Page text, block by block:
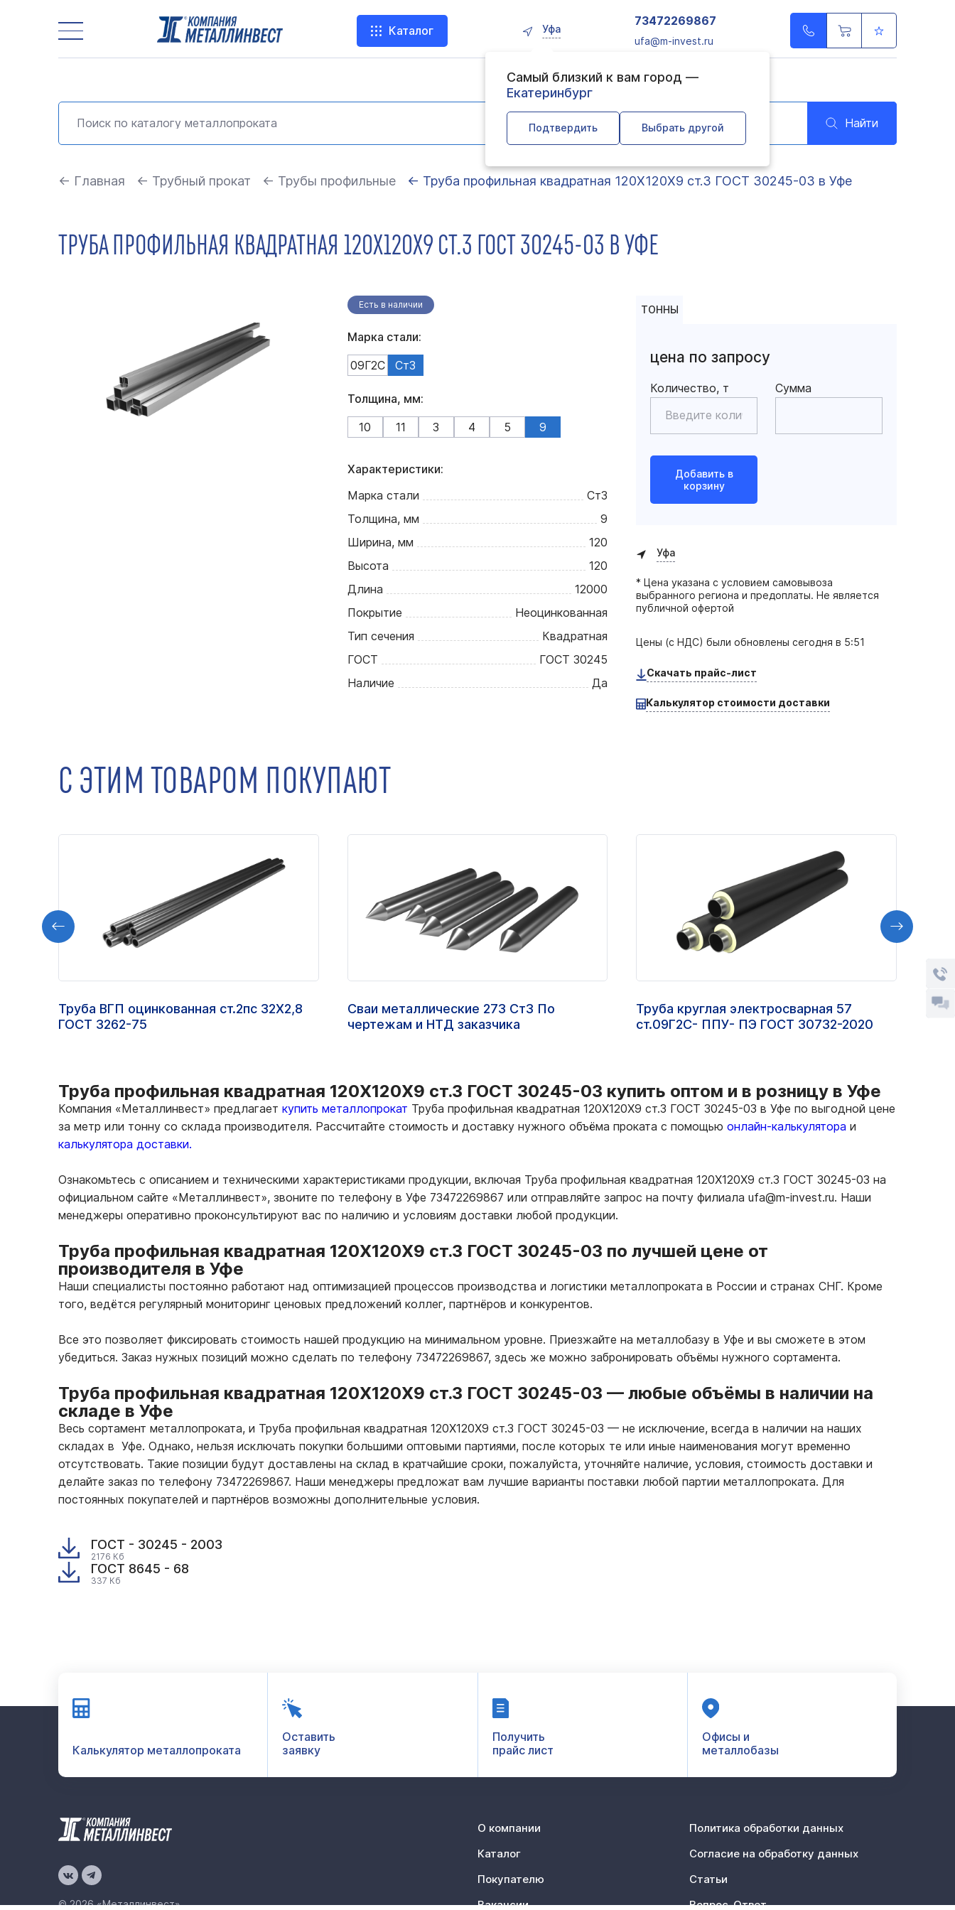
Каталог Уфа
Самый близкий к вам город —
Екатеринбург
Подтвердить Выбрать другой
73472269867
ufa@m-invest.ru
Найти
← Главная ← Трубный прокат ← Трубы профильные ← Труба профильная квадратная 120Х120Х9 ст.3 ГОСТ 30245-03 в Уфе
ТРУБА ПРОФИЛЬНАЯ КВАДРАТНАЯ 120Х120Х9 СТ.3 ГОСТ 30245-03 В УФЕ
Есть в наличии
Марка стали:
09Г2С
Ст3
Толщина, мм:
10
11 3 4 5 9
Характеристики:
Марка стали
Ст3
Толщина, мм
9
Ширина, мм
120
Высота
120
Длина
12000
Покрытие
Неоцинкованная
Тип сечения
Квадратная
ГОСТ
ГОСТ 30245
Наличие
Да
ТОННЫ
цена по запросу
Количество, т Сумма
Добавить в
корзину
Уфа
* Цена указана с условием самовывоза
выбранного региона и предоплаты. Не является
публичной офертой
Цены (с НДС) были обновленысегодня в 5:51
Скачать прайс-лист
Калькулятор стоимости доставки
С ЭТИМ ТОВАРОМ ПОКУПАЮТ
Труба ВГП оцинкованная ст.2пс 32Х2,8
ГОСТ 3262-75
Сваи металлические 273 Ст3 По
чертежам и НТД заказчика
Труба круглая электросварная 57
ст.09Г2С- ППУ- ПЭ ГОСТ 30732-2020
Труба профильная квадратная 120Х120Х9 ст.3 ГОСТ 30245-03 купить оптом и в розницу в Уфе
Компания «Металлинвест» предлагает купить металлопрокат Труба профильная квадратная 120Х120Х9 ст.3 ГОСТ 30245-03 в Уфе по выгодной цене
за метр или тонну со склада производителя. Рассчитайте стоимость и доставку нужного объёма проката с помощью онлайн-калькулятора и
калькулятора доставки.
Ознакомьтесь с описанием и техническими характеристиками продукции, включая Труба профильная квадратная 120Х120Х9 ст.3 ГОСТ 30245-03 на
официальном сайте «Металлинвест», звоните по телефону в Уфе 73472269867 или отправляйте запрос на почту филиала ufa@m-invest.ru. Наши
менеджеры оперативно проконсультируют вас по наличию и условиям доставки любой продукции.
Труба профильная квадратная 120Х120Х9 ст.3 ГОСТ 30245-03 по лучшей цене от
производителя в Уфе
Наши специалисты постоянно работают над оптимизацией процессов производства и логистики металлопроката в России и странах СНГ. Кроме
того, ведётся регулярный мониторинг ценовых предложений коллег, партнёров и конкурентов.
Все это позволяет фиксировать стоимость нашей продукцию на минимальном уровне. Приезжайте на металлобазу в Уфе и вы сможете в этом
убедиться. Заказ нужных позиций можно сделать по телефону 73472269867, здесь же можно забронировать объёмы нужного сортамента.
Труба профильная квадратная 120Х120Х9 ст.3 ГОСТ 30245-03 — любые объёмы в наличии на
складе в Уфе
Весь сортамент металлопроката, и Труба профильная квадратная 120Х120Х9 ст.3 ГОСТ 30245-03 — не исключение, всегда в наличии на наших
складах в Уфе. Однако, нельзя исключать покупки большими оптовыми партиями, после которых те или иные наименования могут временно
отсутствовать. Такие позиции будут доставлены на склад в кратчайшие сроки, пожалуйста, уточняйте наличие, условия, стоимость доставки и
делайте заказ по телефону 73472269867. Наши менеджеры предложат вам лучшие варианты поставки любой партии металлопроката. Для
постоянных покупателей и партнёров возможны дополнительные условия.
ГОСТ - 30245 - 2003
2176 Кб
ГОСТ 8645 - 68
337 Кб
Калькулятор металлопроката
Оставить
заявку
Получить
прайс лист
Офисы и
металлобазы
© 2026 «Металлинвест»
О компании
Каталог
Покупателю
Вакансии
Политика обработки данных
Согласие на обработку данных
Статьи
Вопрос-Ответ